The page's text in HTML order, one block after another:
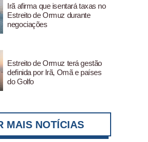
Irã afirma que isentará taxas no
Estreito de Ormuz durante
negociações
Estreito de Ormuz terá gestão
definida por Irã, Omã e países
do Golfo
VER MAIS NOTÍCIAS